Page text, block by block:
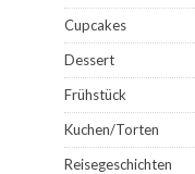
Cupcakes
Dessert
Frühstück
Kuchen/Torten
Reisegeschichten